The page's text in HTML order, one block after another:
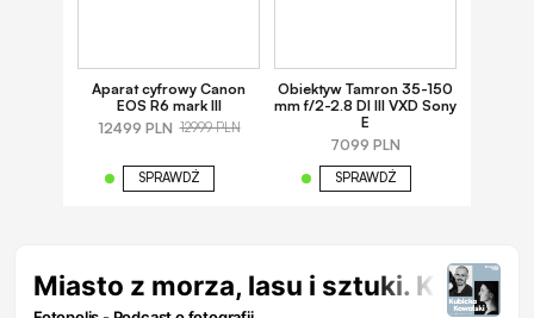
Aparat cyfrowy Canon
EOS R6 mark III
12499 PLN 12999 PLN
SPRAWDŹ
Obiektyw Tamron 35-150
mm f/2-2.8 DI III VXD Sony
E
7099 PLN
SPRAWDŹ